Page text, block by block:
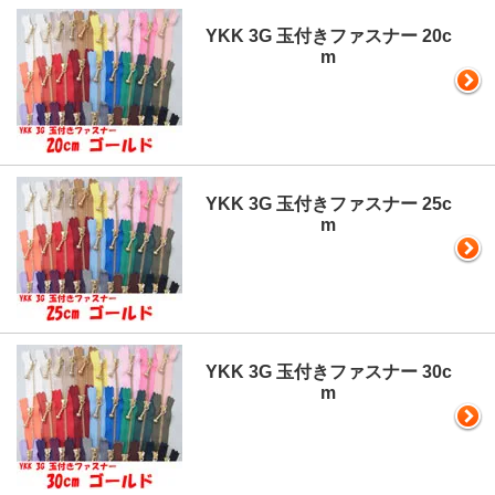
YKK 3G 玉付きファスナー 20c
m
YKK 3G 玉付きファスナー 25c
m
YKK 3G 玉付きファスナー 30c
m